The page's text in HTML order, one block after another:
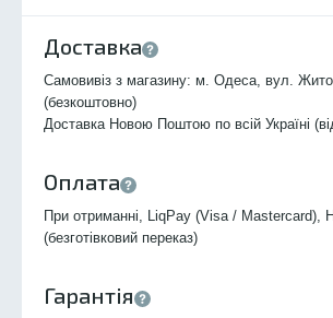
Доставка
Самовивіз з магазину: м. Одеса, вул.
(безкоштовно)
Доставка Новою Поштою по всій Україні
Оплата
При отриманні, LiqPay (Visa / Mastercard),
(безготівковий переказ)
Гарантія